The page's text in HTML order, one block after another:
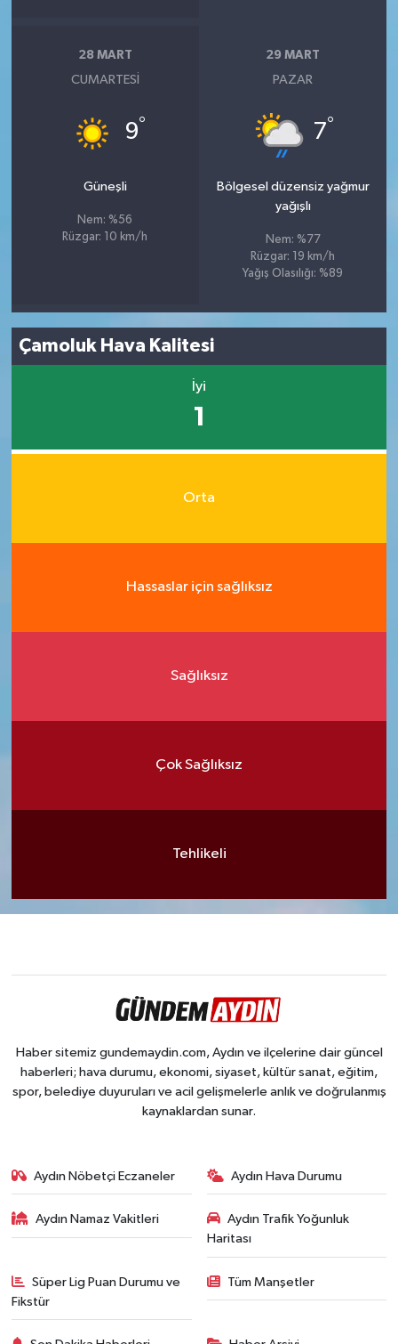
28 MART
CUMARTESI
9°
Güneşli
Nem: %56
Rüzgar: 10 km/h
29 MART
PAZAR
7°
Bölgesel düzensiz yağmur
yağışlı
Nem: %77
Rüzgar: 19 km/h
Yağış Olasılığı: %89
Çamoluk Hava Kalitesi
İyi
1
Orta
Hassaslar için sağlıksız
Sağlıksız
Çok Sağlıksız
Tehlikeli
Haber sitemiz gundemaydin.com, Aydın ve ilçelerine dair güncel
haberleri; hava durumu, ekonomi, siyaset, kültür sanat, eğitim,
spor, belediye duyuruları ve acil gelişmelerle anlık ve doğrulanmış
kaynaklardan sunar.
Aydın Nöbetçi Eczaneler Aydın Hava Durumu
Aydın Namaz Vakitleri
Aydın Trafik Yoğunluk
Haritası
Süper Lig Puan Durumu ve
Fikstür
Tüm Manşetler